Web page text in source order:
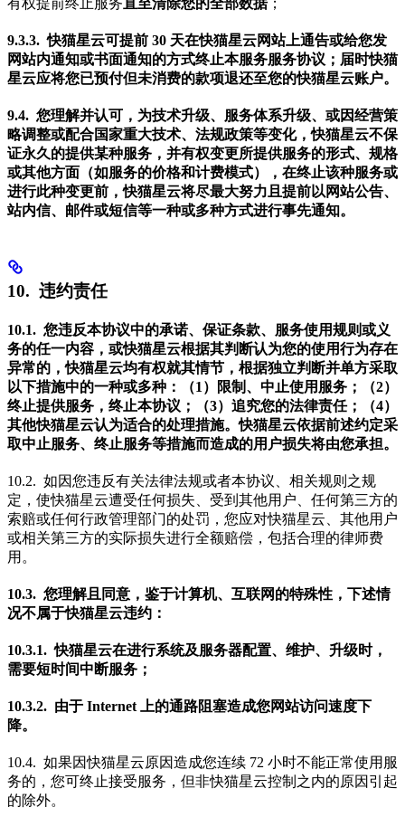
9.3.3. 快猫星云可提前 30 天在快猫星云网站上通告或给您发
网站内通知或书面通知的方式终止本服务服务协议；届时快猫
星云应将您已预付但未消费的款项退还至您的快猫星云账户。
9.4. 您理解并认可，为技术升级、服务体系升级、或因经营策
略调整或配合国家重大技术、法规政策等变化，快猫星云不保
证永久的提供某种服务，并有权变更所提供服务的形式、规格
或其他方面（如服务的价格和计费模式），在终止该种服务或
进行此种变更前，快猫星云将尽最大努力且提前以网站公告、
站内信、邮件或短信等一种或多种方式进行事先通知。
10. 违约责任
10.1. 您违反本协议中的承诺、保证条款、服务使用规则或义
务的任一内容，或快猫星云根据其判断认为您的使用行为存在
异常的，快猫星云均有权就其情节，根据独立判断并单方采取
以下措施中的一种或多种：（1）限制、中止使用服务；（2）
终止提供服务，终止本协议；（3）追究您的法律责任；（4）
其他快猫星云认为适合的处理措施。快猫星云依据前述约定采
取中止服务、终止服务等措施而造成的用户损失将由您承担。
10.2. 如因您违反有关法律法规或者本协议、相关规则之规
定，使快猫星云遭受任何损失、受到其他用户、任何第三方的
索赔或任何行政管理部门的处罚，您应对快猫星云、其他用户
或相关第三方的实际损失进行全额赔偿，包括合理的律师费
用。
10.3. 您理解且同意，鉴于计算机、互联网的特殊性，下述情
况不属于快猫星云违约：
10.3.1. 快猫星云在进行系统及服务器配置、维护、升级时，
需要短时间中断服务；
10.3.2. 由于 Internet 上的通路阻塞造成您网站访问速度下
降。
10.4. 如果因快猫星云原因造成您连续 72 小时不能正常使用服
务的，您可终止接受服务，但非快猫星云控制之内的原因引起
的除外。